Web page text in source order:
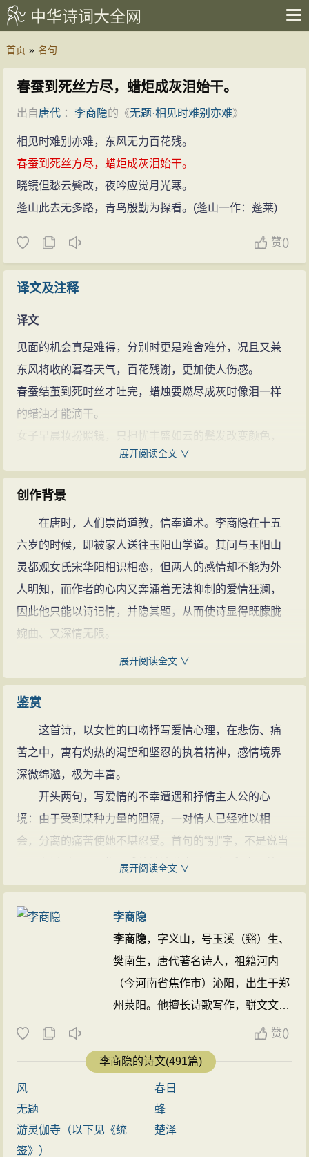
中华诗词大全网
首页 » 名句
春蚕到死丝方尽，蜡炬成灰泪始干。
出自唐代 ：李商隐的《无题·相见时难别亦难》
相见时难别亦难，东风无力百花残。
春蚕到死丝方尽，蜡炬成灰泪始干。
晓镜但愁云鬓改，夜吟应觉月光寒。
蓬山此去无多路，青鸟殷勤为探看。(蓬山一作：蓬莱)
赞()
译文及注释
译文
见面的机会真是难得，分别时更是难舍难分，况且又兼
东风将收的暮春天气，百花残谢，更加使人伤感。
春蚕结茧到死时丝才吐完，蜡烛要燃尽成灰时像泪一样
的蜡油才能滴干。
女子早晨妆扮照镜，只担忧丰盛如云的鬓发改变颜色，
青春的容颜消失。男子晚上长吟不寐，必然感到冷月侵
人。
对方的住处就在不远的蓬莱山，却无路可通，可望而不
可及。希望有青鸟一样的使者殷勤地为我去探看情人。
注释
丝方尽：丝，与“思”谐音，以“丝”喻“思”，含相思之意。
蜡炬：蜡烛。
泪始干：泪，指燃烧时的蜡烛油，这里取双关义，指相
思的眼泪。
晓镜：早晨梳妆照镜子。镜，用作动词，照镜子的意
思。
云鬓：女子多而美的头发，这里比喻青春年华。
应觉：设想之词。
月光寒：指夜渐深。
蓬山：蓬莱山，传说中海上仙山，指仙境。
青鸟：神话中为西王母传递音讯的信使。
殷勤：情谊恳切深厚。
探看（kān）：探望。
1、人民教育出版社语文室．九年义务教育标准教科书·语文·八年
级·下册：人民教育出版社，2008年：223
2、刘学锴 李翰．李商隐诗选评：上海古籍出版社，2003：181-
3、钱荣涵·《无题》九首分析·安徽大学·2006年
展开阅读全文 ∨
创作背景
在唐时，人们崇尚道教，信奉道术。李商隐在十五
六岁的时候，即被家人送往玉阳山学道。其间与玉阳山
灵都观女氏宋华阳相识相恋，但两人的感情却不能为外
人明知，而作者的心内又奔涌着无法抑制的爱情狂澜，
因此他只能以诗记情，并隐其题，从而使诗显得既朦胧
婉曲、又深情无限。
1、钱荣涵·《无题》九首分析·安徽大学·2006年
2、吉林大学中文系 ．唐诗鉴赏大典（十一） ：吉林大学出版社
，2009 ：153-155 ．
展开阅读全文 ∨
鉴赏
这首诗，以女性的口吻抒写爱情心理，在悲伤、痛
苦之中，寓有灼热的渴望和坚忍的执着精神，感情境界
深微绵邈，极为丰富。
开头两句，写爱情的不幸遭遇和抒情主人公的心
境：由于受到某种力量的阻隔，一对情人已经难以相
会，分离的痛苦使她不堪忍受。首句的“别”字，不是说当
下正在话别，而是指既成的被迫分离。两个“难”字，第一
个指相会困难，第二个是痛苦难堪的意思。前人诗中曾
有“别日何易会日难”（曹丕《燕歌行》）“别易会难得”
势，使相见无期的离别之痛因表达方式的低回婉转而显
得分外的深沉和缠绵；这样的缠绵情态，在“别易会难得”
等平直叙述中是不易体会的。这位抒情主人公既已伤怀
如此，恰又面对着暮春景物，当然更使她悲怀难遣。暮
春时节，东风无力，百花纷谢，美好的春光即将逝去，
人力对此是无可奈何的，而自己的境遇之不幸，和心灵
展开阅读全文 ∨
李商隐
李商隐，字义山，号玉溪（谿）生、
樊南生，唐代著名诗人，祖籍河内
（今河南省焦作市）沁阳，出生于郑
州荥阳。他擅长诗歌写作，骈文文学
价值也很高，是晚唐最出色的诗人之
一，和杜牧合称“小李杜”，与温庭筠
合称为“温李”，因诗文与同时期的段
成式、温庭筠风格相近，且三人都在
家族里排行第十六，故并称为“三十
六体”。其诗构思新奇，风格秾丽，
赞()
李商隐的诗文(491篇)
风
春日
无题
蜂
游灵伽寺（以下见《统
签》）
楚泽